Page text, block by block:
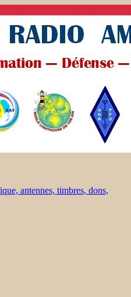
antennes, timbres, dons,